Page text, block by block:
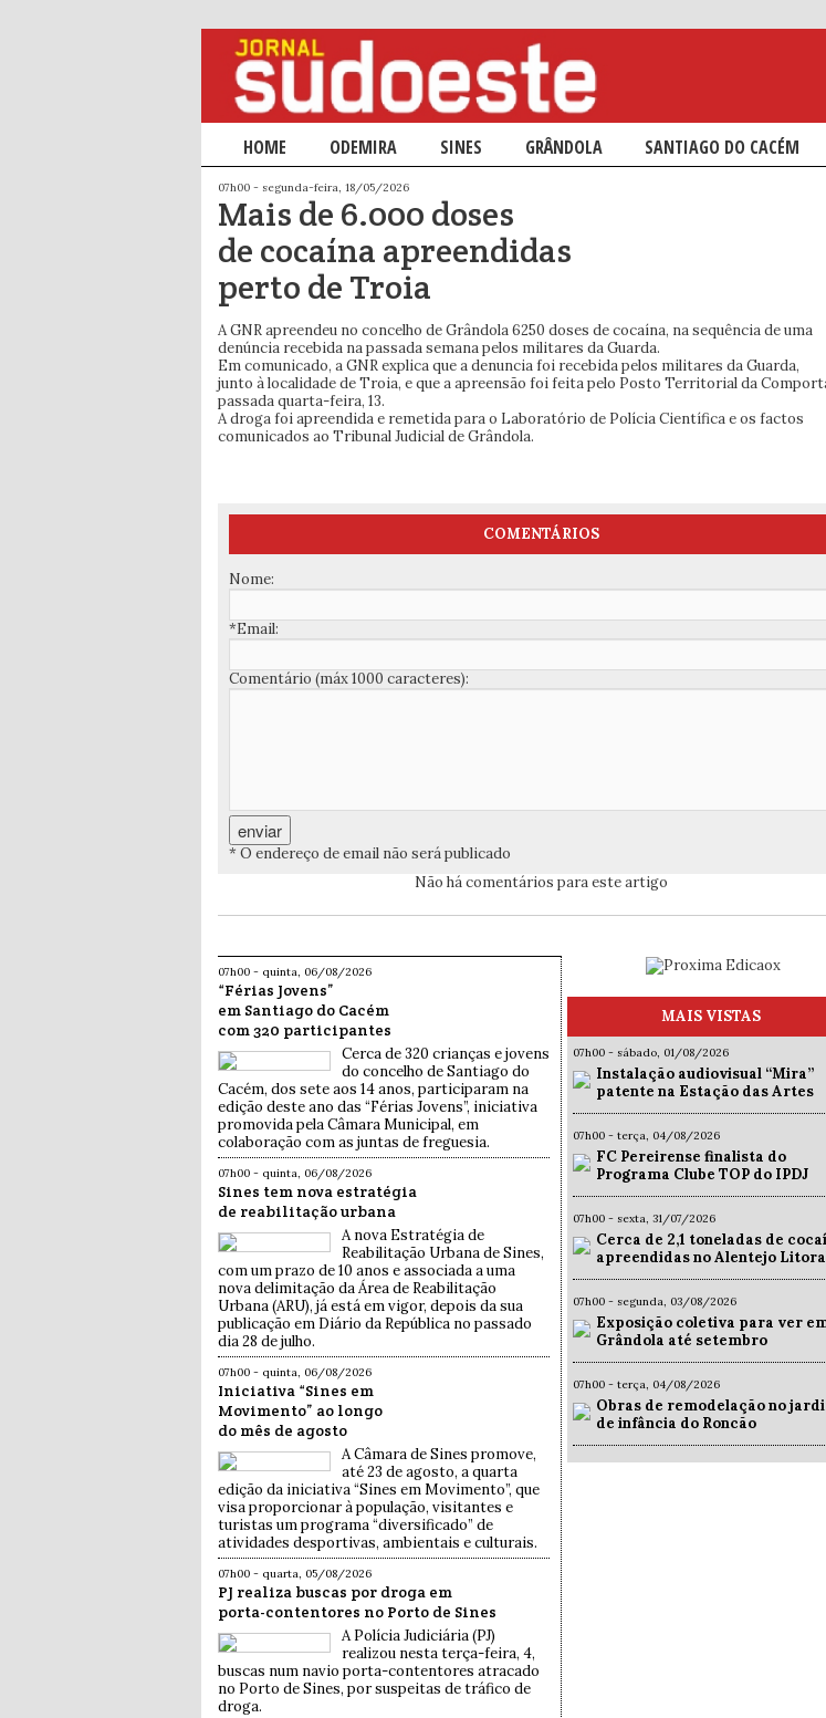
Menu principal
SALTAR PARA O CONTEÚDO PRIMÁRIO
SALTAR PARA O CONTEÚDO SECUNDÁRIO
HOME ODEMIRA SINES GRÂNDOLA SANTIAGO DO CACÉM
07h00 - segunda-feira, 18/05/2026
Mais de 6.000 doses
de cocaína apreendidas
perto de Troia
A GNR apreendeu no concelho de Grândola 6250 doses de cocaína, na sequência de uma
denúncia recebida na passada semana pelos militares da Guarda.
Em comunicado, a GNR explica que a denuncia foi recebida pelos militares da Guarda,
junto à localidade de Troia, e que a apreensão foi feita pelo Posto Territorial da
passada quarta-feira, 13.
A droga foi apreendida e remetida para o Laboratório de Polícia Científica e os factos
comunicados ao Tribunal Judicial de Grândola.
COMENTÁRIOS
Nome:
*Email:
Comentário (máx 1000 caracteres):
* O endereço de email não será publicado
Não há comentários para este artigo
07h00 - quinta, 06/08/2026
“Férias Jovens”
em Santiago do Cacém
com 320 participantes
Cerca de 320 crianças e jovens
do concelho de Santiago do
Cacém, dos sete aos 14 anos, participaram na
edição deste ano das “Férias Jovens”, iniciativa
promovida pela Câmara Municipal, em
colaboração com as juntas de freguesia.
07h00 - quinta, 06/08/2026
Sines tem nova estratégia
de reabilitação urbana
A nova Estratégia de
Reabilitação Urbana de Sines,
com um prazo de 10 anos e associada a uma
nova delimitação da Área de Reabilitação
Urbana (ARU), já está em vigor, depois da sua
publicação em Diário da República no passado
dia 28 de julho.
07h00 - quinta, 06/08/2026
Iniciativa “Sines em
Movimento” ao longo
do mês de agosto
A Câmara de Sines promove,
até 23 de agosto, a quarta
edição da iniciativa “Sines em Movimento”, que
visa proporcionar à população, visitantes e
turistas um programa “diversificado” de
atividades desportivas, ambientais e culturais.
07h00 - quarta, 05/08/2026
PJ realiza buscas por droga em
porta-contentores no Porto de Sines
A Polícia Judiciária (PJ)
realizou nesta terça-feira, 4,
buscas num navio porta-contentores atracado
no Porto de Sines, por suspeitas de tráfico de
droga.
MAIS VISTAS
07h00 - sábado, 01/08/2026
Instalação audiovisual “Mira”
patente na Estação das Artes
07h00 - terça, 04/08/2026
FC Pereirense finalista do
Programa Clube TOP do IPDJ
07h00 - sexta, 31/07/2026
Cerca de 2,1 toneladas de
apreendidas no Alentejo
07h00 - segunda, 03/08/2026
Exposição coletiva para ver
Grândola até setembro
07h00 - terça, 04/08/2026
Obras de remodelação no
de infância do Roncão